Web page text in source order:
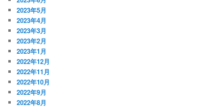
2023年5月
2023年4月
2023年3月
2023年2月
2023年1月
2022年12月
2022年11月
2022年10月
2022年9月
2022年8月